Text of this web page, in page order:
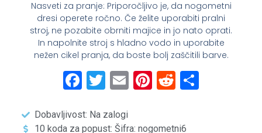
Nasveti za pranje: Priporočljivo je, da nogometni
dresi operete ročno. Če želite uporabiti pralni
stroj, ne pozabite obrniti majice in jo nato oprati.
In napolnite stroj s hladno vodo in uporabite
nežen cikel pranja, da boste bolj zaščitili barve.
Facebook
Twitter
EmailPinterest
Reddit
Dobavljivost: Na zalogi
10 koda za popust: Šifra: nogometni6